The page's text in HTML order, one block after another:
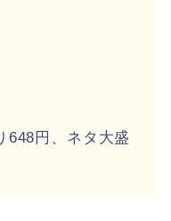
円、ネタ大盛